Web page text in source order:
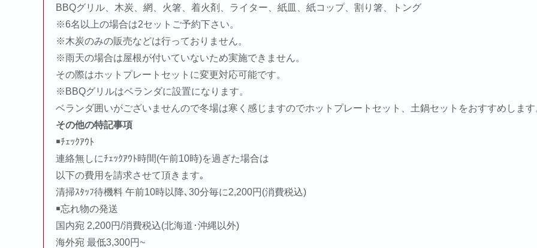
BBQグリル、木炭、網、火箸、着火剤、ライター、紙皿、紙コップ、割り箸、トング
※6名以上の場合は2セットご予約下さい。
※木炭のみの販売などは行っておりません。
※雨天の場合は屋根が付いていないため実施できません。
その際はホットプレートセットに変更対応可能です。
※BBQグリルはベランダに設置になります。
ベランダ囲いがございませんので冬場は寒く感じますのでホットプレートセット、土鍋セットをおすすめします
その他の特記事項
￭ﾁｪｯｸｱｳﾄ
連絡無しにﾁｪｯｸｱｳﾄ時間(午前10時)を過ぎた場合は
以下の費用を請求させて頂きます｡
清掃ｽﾀｯﾌ待機料 午前10時以降､30分毎に2,200円(消費税込)
￭忘れ物の発送
国内宛 2,200円/消費税込(北海道･沖縄以外)
海外宛 最低3,300円~